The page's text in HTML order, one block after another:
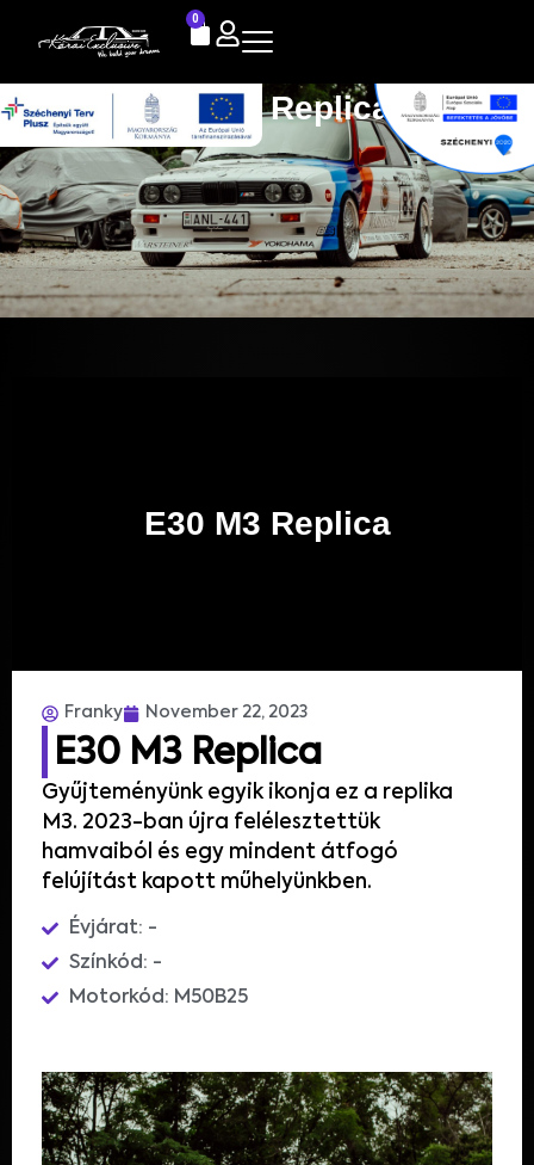
0
E30 M3 Replica
E30 M3 Replica
Franky November 22, 2023
E30 M3 Replica
Gyűjteményünk egyik ikonja ez a replika
M3. 2023-ban újra felélesztettük
hamvaiból és egy mindent átfogó
felújítást kapott műhelyünkben.
Évjárat: -
Színkód: -
Motorkód: M50B25